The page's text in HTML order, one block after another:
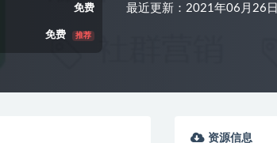
免费
免费 推荐
最近更新：2021年06月26日
资源信息